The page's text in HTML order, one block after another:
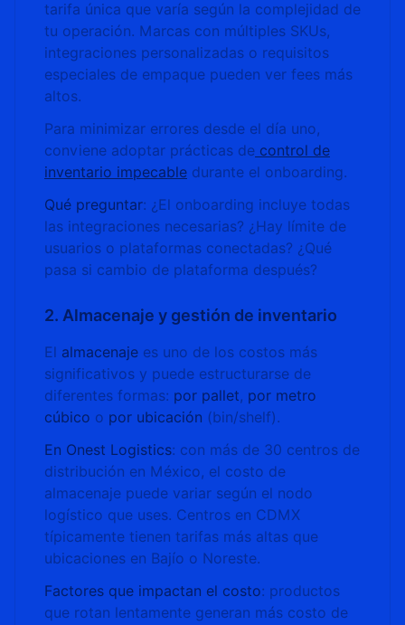
tarifa única que varía según la complejidad de
tu operación. Marcas con múltiples SKUs,
integraciones personalizadas o requisitos
especiales de empaque pueden ver fees más
altos.
Para minimizar errores desde el día uno,
conviene adoptar prácticas de control de
inventario impecable durante el onboarding.
Qué preguntar: ¿El onboarding incluye todas
las integraciones necesarias? ¿Hay límite de
usuarios o plataformas conectadas? ¿Qué
pasa si cambio de plataforma después?
2. Almacenaje y gestión de inventario
El almacenaje es uno de los costos más
significativos y puede estructurarse de
diferentes formas: por pallet, por metro
cúbico o por ubicación (bin/shelf).
En Onest Logistics: con más de 30 centros de
distribución en México, el costo de
almacenaje puede variar según el nodo
logístico que uses. Centros en CDMX
típicamente tienen tarifas más altas que
ubicaciones en Bajío o Noreste.
Factores que impactan el costo: productos
que rotan lentamente generan más costo de